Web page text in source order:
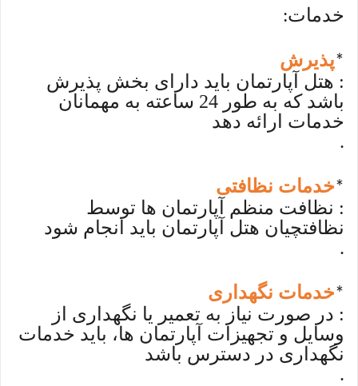
خدمات:
*پذیرش
: هتل آپارتمان باید دارای بخش پذیرش
باشد که به طور 24 ساعته به مهمانان
خدمات ارائه دهد
.
*خدمات نظافتی
: نظافت منظم آپارتمان ها توسط
نظافتچیان هتل آپارتمان باید انجام شود
.
*خدمات نگهداری
: در صورت نیاز به تعمیر یا نگهداری از
وسایل و تجهیزات آپارتمان ها، باید خدمات
نگهداری در دسترس باشد
.